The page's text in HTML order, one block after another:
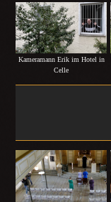
Kameramann Erik im Hotel in
Celle